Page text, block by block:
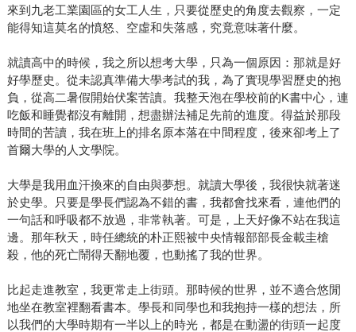
來到九老工業園區的女工人生，只要從歷史的角度去觀察，一定
能得知這莫名的憤怒、空虛和失落感，究竟意味著什麼。
就讀高中的時候，我之所以想考大學，只為一個原因：那就是好
好學歷史。從未認真準備大學考試的我，為了實現學習歷史的抱
負，從高二暑假開始伏案苦讀。我整天泡在學校前的K書中心，連
吃飯和睡覺都沒有離開，想盡辦法補足先前的進度。得益於那段
時間的苦讀，我在班上的排名原本落在中間程度，後來卻考上了
首爾大學的人文學院。
大學是我用血汗換來的自由與夢想。就讀大學後，我很快就著迷
於史學。只要是學長們認為不錯的書，我都會找來看，連他們的
一句話和呼吸都不放過，非常執著。可是，上天好像不站在我這
邊。那年秋天，時任總統的朴正熙被中央情報部部長金載圭槍
殺，他的死亡鬧得天翻地覆，也動搖了我的世界。
比起走進教室，我更常走上街頭。那時候的世界，並不適合悠閒
地坐在教室裡翻看書本。學長和同學也和我抱持一樣的想法，所
以我們的大學時期有一半以上的時光，都是在動盪的街頭一起度